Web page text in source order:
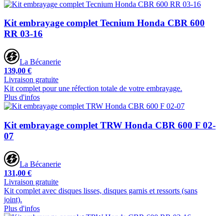
Kit embrayage complet Tecnium Honda CBR 600
RR 03-16
La Bécanerie
139,00 €
Livraison gratuite
Kit complet pour une réfection totale de votre embrayage.
Plus d'infos
Kit embrayage complet TRW Honda CBR 600 F 02-
07
La Bécanerie
131,00 €
Livraison gratuite
Kit complet avec disques lisses, disques garnis et ressorts (sans
joint).
Plus d'infos